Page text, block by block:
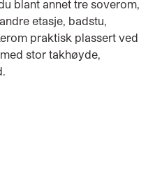
blant annet tre soverom,
etasje, badstu,
praktisk plassert ved
stor takhøyde,